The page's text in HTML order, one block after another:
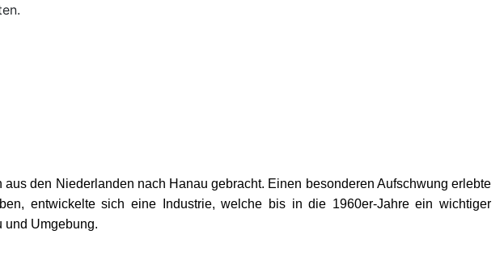
den Niederlanden nach Hanau gebracht. Einen besonderen Aufschwung erlebte
entwickelte sich eine Industrie, welche bis in die 1960er-Jahre ein wichtiger
und Umgebung.